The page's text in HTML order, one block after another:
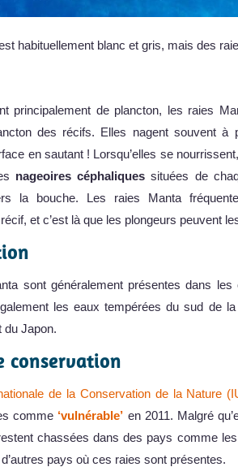
habituellement blanc et gris, mais des
principalement de plancton, les raies
des récifs. Elles nagent souvent à
en sautant ! Lorsqu’elles se
nageoires céphaliques situées de
la bouche. Les raies Manta
et c’est là que les plongeurs peuvent
sont généralement présentes dans
les eaux tempérées du sud de
du Japon.
conservation
de la Conservation de la Nature
comme ‘vulnérable’ en 2011. Malgré
chassées dans des pays comme les
pays où ces raies sont présentes.